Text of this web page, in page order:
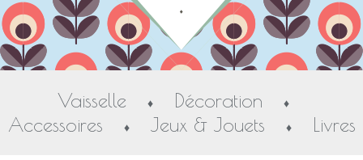
Vaisselle ♦ Décoration ♦
Accessoires ♦ Jeux & Jouets ♦ Livres